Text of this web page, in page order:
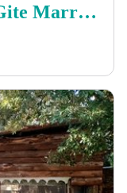
113 impasse de l'usine - Gite Marroco